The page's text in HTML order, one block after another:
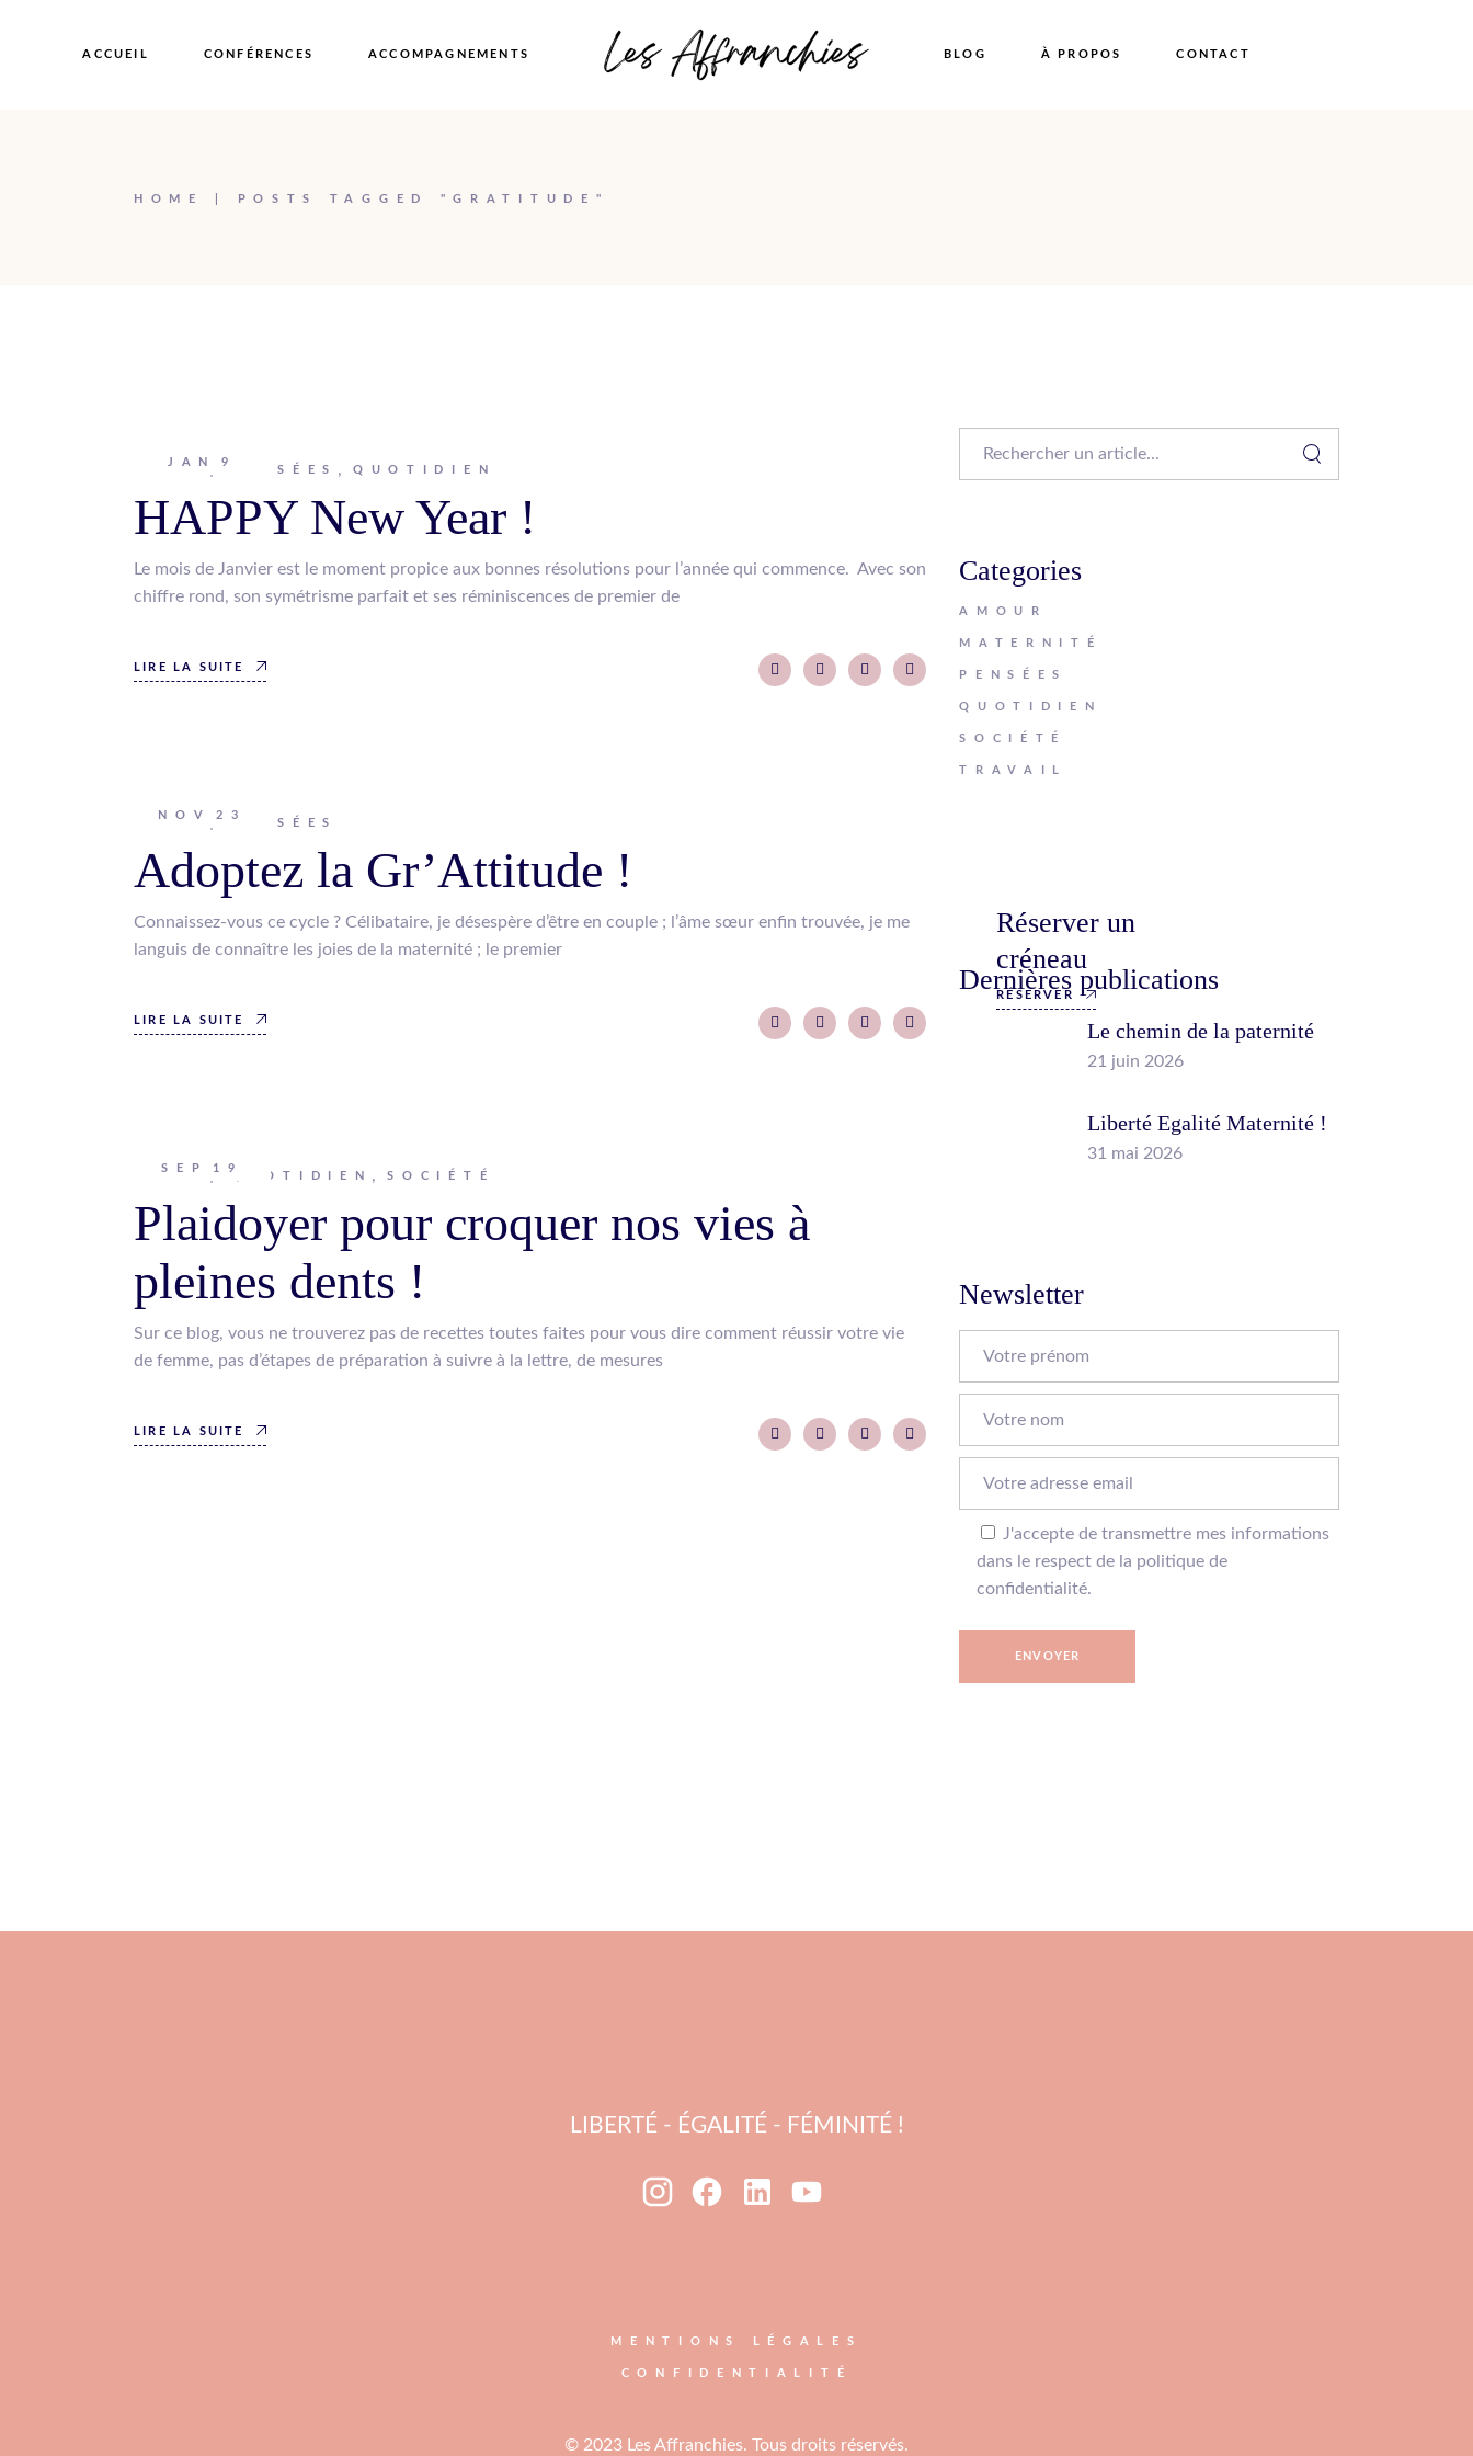
ACCUEIL CONFÉRENCES ACCOMPAGNEMENTS BLOG À PROPOS CONTACT
HOME POSTS TAGGED "GRATITUDE"
JAN 9
Johanna PENSÉES QUOTIDIEN
HAPPY New Year !
Le mois de Janvier est le moment propice aux bonnes résolutions pour l’année qui commence. Avec son
chiffre rond, son symétrisme parfait et ses réminiscences de premier de
LIRE LA SUITE
NOV 23
Johanna PENSÉES
Adoptez la Gr’Attitude !
Connaissez-vous ce cycle ? Célibataire, je désespère d’être en couple ; l’âme sœur enfin trouvée, je me
languis de connaître les joies de la maternité ; le premier
LIRE LA SUITE
SEP 19
Johanna QUOTIDIEN SOCIÉTÉ
Plaidoyer pour croquer nos vies à
pleines dents !
Sur ce blog, vous ne trouverez pas de recettes toutes faites pour vous dire comment réussir votre vie
de femme, pas d’étapes de préparation à suivre à la lettre, de mesures
LIRE LA SUITE
Categories
AMOUR
MATERNITÉ
PENSÉES
QUOTIDIEN
SOCIÉTÉ
TRAVAIL
Réserver un
créneau
RÉSERVER
Dernières publications
Le chemin de la paternité
21 juin 2026
Liberté Egalité Maternité !
31 mai 2026
Newsletter
J'accepte de transmettre mes informations
dans le respect de la politique de
confidentialité.
ENVOYER
LIBERTÉ - ÉGALITÉ - FÉMINITÉ !
MENTIONS LÉGALES
CONFIDENTIALITÉ
© 2023 Les Affranchies. Tous droits réservés.